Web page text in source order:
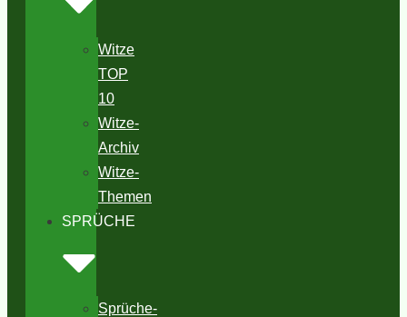
Witze
TOP
10
Witze-
Archiv
Witze-
Themen
SPRÜCHE
Sprüche-